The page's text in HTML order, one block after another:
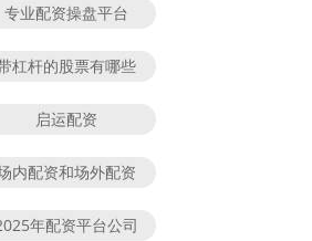
专业配资操盘平台
杠杆的股票有哪些
启运配资
内配资和场外配资
年配资平台公司